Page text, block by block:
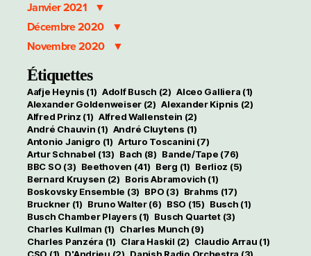
Janvier 2021
Décembre 2020
Novembre 2020
Étiquettes
Aafje Heynis (1) Adolf Busch (2) Alceo Galliera (1)
Alexander Goldenweiser (2) Alexander Kipnis (2)
Alfred Prinz (1) Alfred Wallenstein (2)
André Chauvin (1) André Cluytens (1)
Antonio Janigro (1) Arturo Toscanini (7)
Artur Schnabel (13) Bach (8) Bande/Tape (76)
BBC SO (3) Beethoven (41) Berg (1) Berlioz (5)
Bernard Kruysen (2) Boris Abramovich (1)
Boskovsky Ensemble (3) BPO (3) Brahms (17)
Bruckner(1) Bruno Walter(6) BSO (15) Busch (1)
Busch Chamber Players (1) Busch Quartet(3)
Charles Kullman (1) Charles Munch (9)
Charles Panzéra (1) Clara Haskil (2) Claudio Arrau (1)